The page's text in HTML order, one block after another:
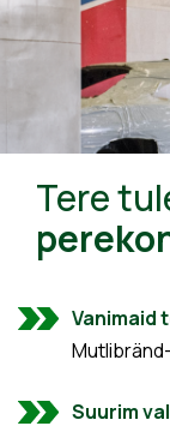
Tere
Vanimaid
Suurim